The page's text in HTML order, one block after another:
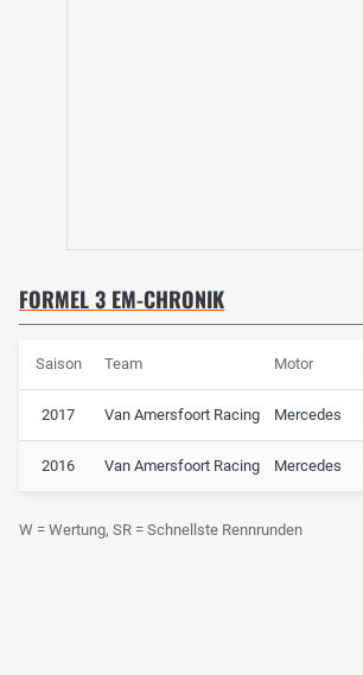
FORMEL 3 EM-CHRONIK
Saison Team Motor
2017 Van Amersfoort Racing Mercedes
2016 Van Amersfoort Racing Mercedes
W = Wertung, SR = Schnellste Rennrunden